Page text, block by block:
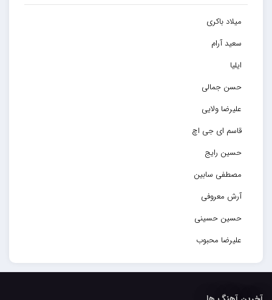
میلاد باکری
سعید آرام
ایلیا
حسن جمالی
علیرضا ولایی
قاسم ای جی اچ
حسین رایج
مصطفی سابین
آرش معروفی
حسین حسینی
علیرضا محبوب
حسین حصارکی